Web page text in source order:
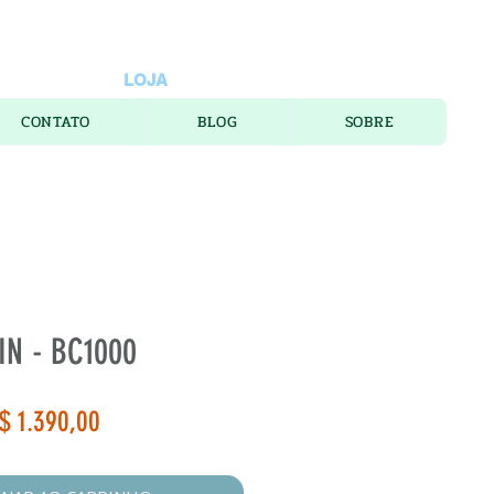
LOJA
CONTATO BLOG SOBRE
- BC1000
1.390,00